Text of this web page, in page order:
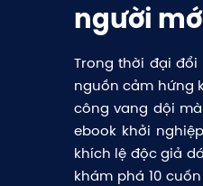
người
​Trong thời đại
nguồn cảm hứng
công vang dội
ebook khởi
khích lệ độc giả
khám phá 10